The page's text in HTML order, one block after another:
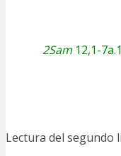
2Sam 12,1-
Lectura del